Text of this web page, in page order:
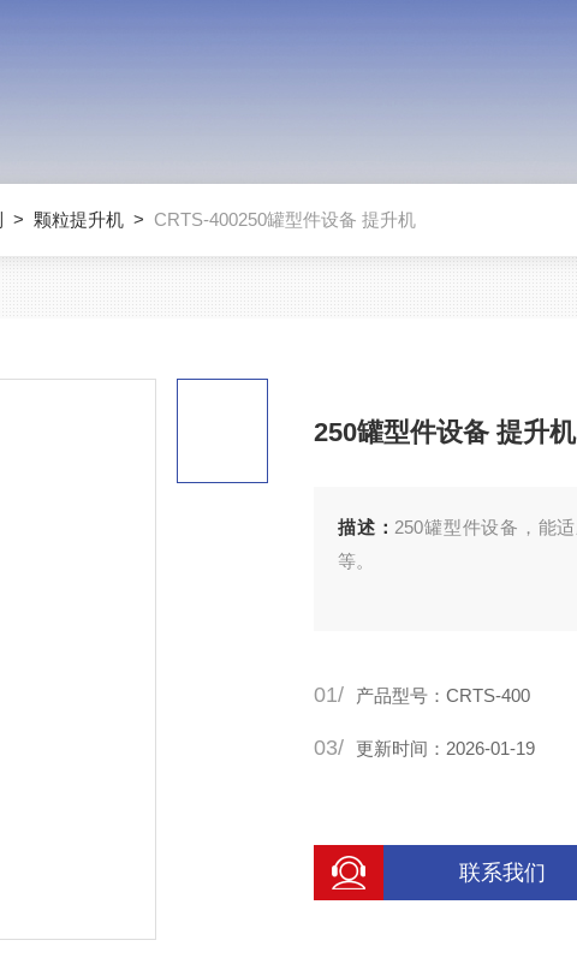
> 颗粒提升机 > CRTS-400250罐型件设备 提升机
250罐型件设备 提升机
描述： 250罐型件设备，能
等。
01/ 产品型号：CRTS-400
03/ 更新时间：2026-01-19
联系我们